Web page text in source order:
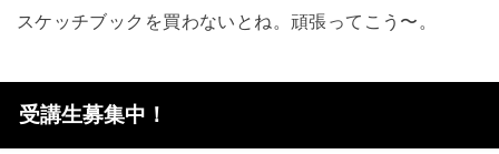
スケッチブックを買わないとね。頑張ってこう〜。
受講生募集中！